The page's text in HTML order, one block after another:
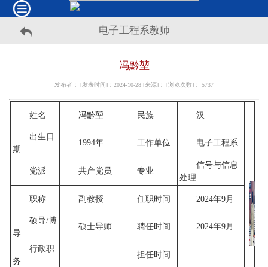
电子工程系教师
冯黔堃
发布者： [发表时间]：2024-10-28 [来源]： [浏览次数]： 5737
姓名 冯黔堃 民族 汉
出生日
期
1994年 工作单位 电子工程系
党派 共产党员 专业
信号与信息
处理
职称 副教授 任职时间 2024年9月
硕导/博
导
硕士导师 聘任时间 2024年9月
行政职
务
担任时间